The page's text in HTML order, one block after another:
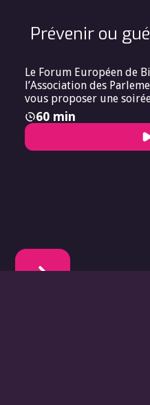
Prévenir ou
Le Forum Européen de
l’Association des
vous proposer une
60 min